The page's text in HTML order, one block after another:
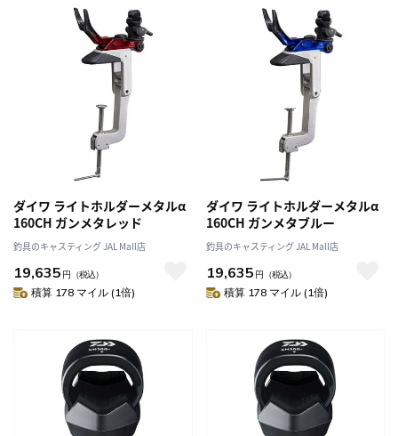
ダイワ ライトホルダーメタルα
160CH ガンメタレッド
釣具のキャスティング JAL Mall店
19,635 円 （税込）
積算 178 マイル (1倍)
ダイワ ライトホルダーメタルα
160CH ガンメタブルー
釣具のキャスティング JAL Mall店
19,635 円 （税込）
積算 178 マイル (1倍)